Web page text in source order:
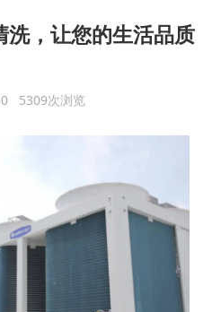
，让您的生活品质
5309次浏览